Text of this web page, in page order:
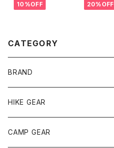
10%OFF 20%OFF
CATEGORY
BRAND
andwander
ANOBA
HIKE GEAR
テント、シェルター
CAMP GEAR